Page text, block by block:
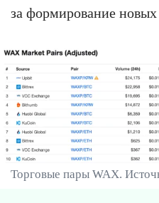
за формирование новых
Торговые пары WAX.